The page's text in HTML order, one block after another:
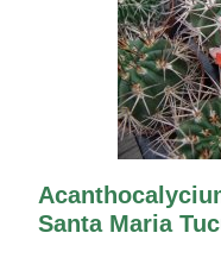
Santa Maria